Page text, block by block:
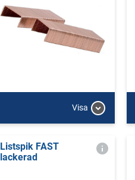
Visa
Listspik FAST
lackerad